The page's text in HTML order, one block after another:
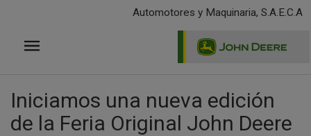
principal
Automotores y Maquinaria, S.A.E.C.A
Iniciamos una nueva edición
de la Feria Original John Deere